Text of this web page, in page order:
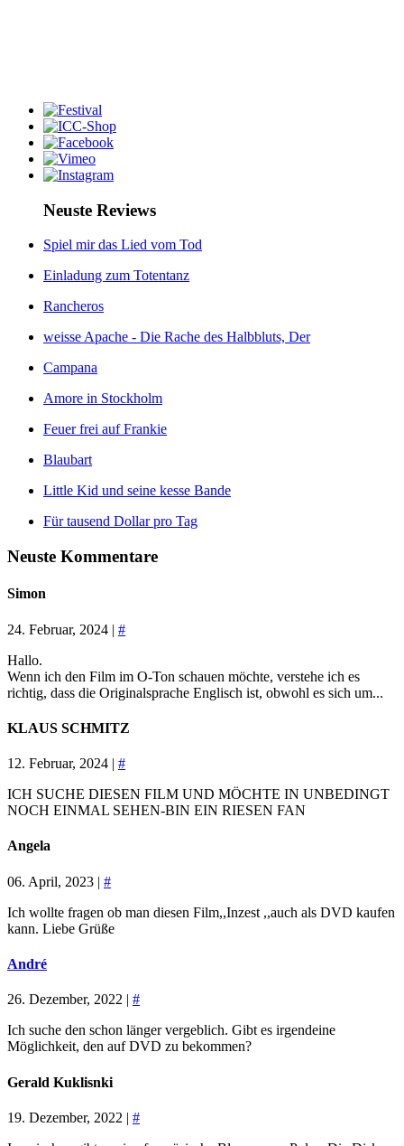
Neuste Reviews
Spiel mir das Lied vom Tod
Einladung zum Totentanz
Rancheros
weisse Apache - Die Rache des Halbbluts, Der
Campana
Amore in Stockholm
Feuer frei auf Frankie
Blaubart
Little Kid und seine kesse Bande
Für tausend Dollar pro Tag
Neuste Kommentare
Simon
24. Februar, 2024 | #
Hallo.
Wenn ich den Film im O-Ton schauen möchte, verstehe ich es
richtig, dass die Originalsprache Englisch ist, obwohl es sich um...
KLAUS SCHMITZ
12. Februar, 2024 | #
ICH SUCHE DIESEN FILM UND MÖCHTE IN UNBEDINGT
NOCH EINMAL SEHEN-BIN EIN RIESEN FAN
Angela
06. April, 2023 | #
Ich wollte fragen ob man diesen Film,,Inzest ,,auch als DVD kaufen
kann. Liebe Grüße
André
26. Dezember, 2022 | #
Ich suche den schon länger vergeblich. Gibt es irgendeine
Möglichkeit, den auf DVD zu bekommen?
Gerald Kuklisnki
19. Dezember, 2022 | #